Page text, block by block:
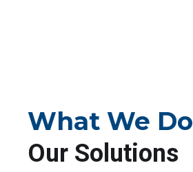
What We Do
Our Solutions